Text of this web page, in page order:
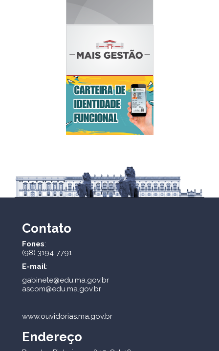
Contato
Fones:
(98) 3194-7791
E-mail:
gabinete@edu.ma.gov.br
ascom@edu.ma.gov.br
www.ouvidorias.ma.gov.br
Endereço